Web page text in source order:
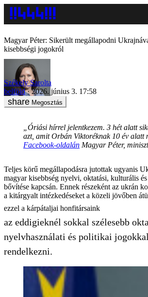
Magyar Péter: Sikerült megállapodni
kisebbségi jogokról
Székely Sarolta
belföld
2026. június 3. 17:58
Megosztás
„Óriási hírrel jelentkezem. 3 hét alatt
azt, amit Orbán Viktoréknak 10 év alatt
Facebook-oldalán Magyar Péter,
Teljes körű megállapodásra jutottak ugyanis
magyar kisebbség nyelvi, oktatási, kulturális
bővítése kapcsán. Ennek részeként az ukrán
a kitárgyalt intézkedéseket a közeli jövőben
ezzel a kárpátaljai honfitársaink
az eddigieknél sokkal szélesebb
nyelvhasználati és politikai
rendelkezni.